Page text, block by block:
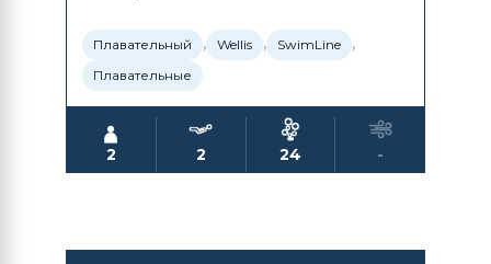
Плавательный , Wellis , SwimLine ,
Плавательные
2 2 24 -